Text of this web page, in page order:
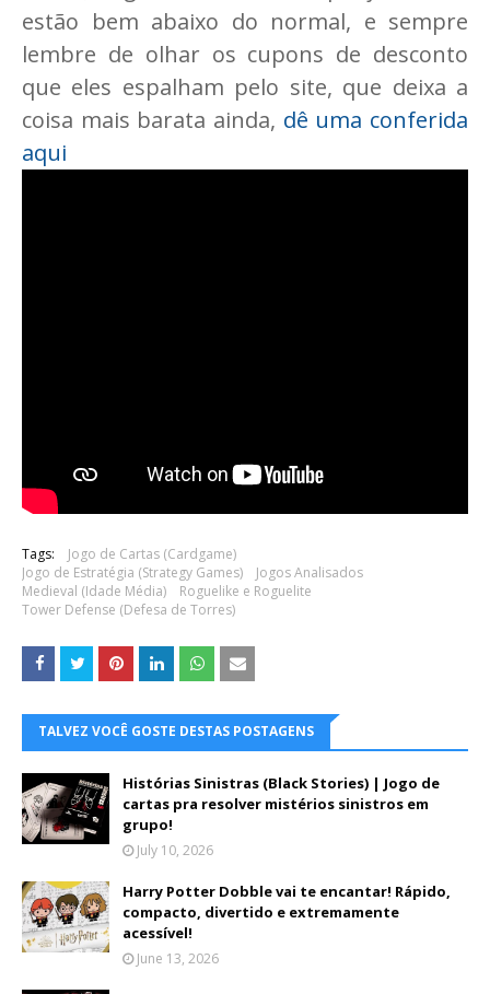
estão bem abaixo do normal, e sempre
lembre de olhar os cupons de desconto
que eles espalham pelo site, que deixa a
coisa mais barata ainda, dê uma conferida
aqui
Tags:
Jogo de Cartas (Cardgame)
Jogo de Estratégia (Strategy Games)
Jogos Analisados
Medieval (Idade Média)
Roguelike e Roguelite
Tower Defense (Defesa de Torres)
TALVEZ VOCÊ GOSTE DESTAS POSTAGENS
Histórias Sinistras (Black Stories) | Jogo de
cartas pra resolver mistérios sinistros em
grupo!
July 10, 2026
Harry Potter Dobble vai te encantar! Rápido,
compacto, divertido e extremamente
acessível!
June 13, 2026